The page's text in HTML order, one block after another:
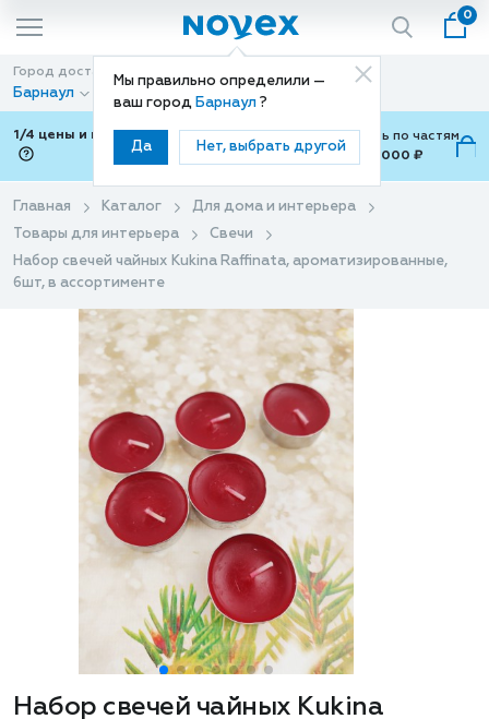
Мы правильно определили —
ваш город Барнаул ?
Да Нет, выбрать другой
0
Город доставки
Барнаул
Способ доставки
Доставка
1/4 цены и покупки ваши с Подели
Можно оплатить по частям
от 700 ₽ до 15,000 ₽
Главная Каталог
Для дома и интерьера
Товары для интерьера
Свечи
Набор свечей чайных Kukina Raffinata, ароматизированные,
6шт, в ассортименте
Набор свечей чайных Kukina